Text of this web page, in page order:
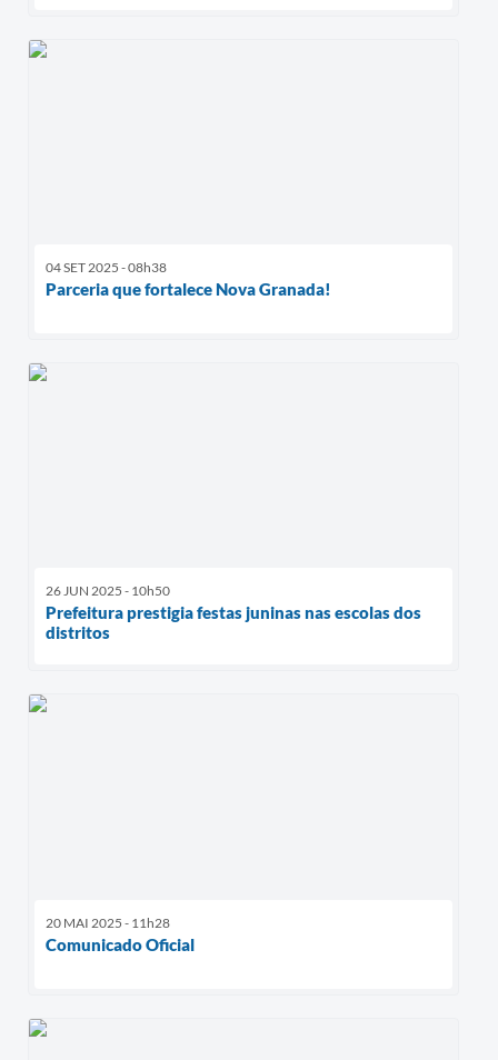
04 SET 2025 - 08h38
Parceria que fortalece Nova Granada!
26 JUN 2025 - 10h50
Prefeitura prestigia festas juninas nas escolas dos
distritos
20 MAI 2025 - 11h28
Comunicado Oficial